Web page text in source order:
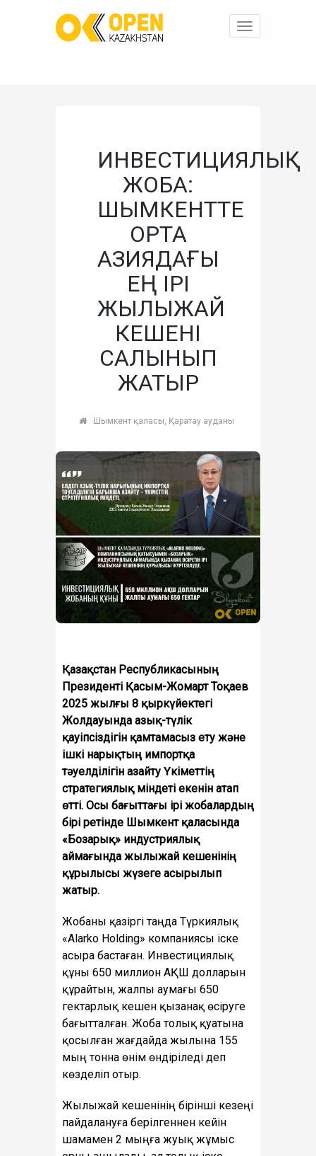
Toggle
ИНВЕСТИЦИЯЛЫҚ
ЖОБА:
ШЫМКЕНТТЕ
ОРТА
АЗИЯДАҒЫ
ЕҢ ІРІ
ЖЫЛЫЖАЙ
КЕШЕНІ
САЛЫНЫП
ЖАТЫР
Шымкент қаласы, Қаратау ауданы
Қазақстан Республикасының
Президенті Қасым-Жомарт Тоқаев
2025 жылғы 8 қыркүйектегі
Жолдауында азық-түлік
қауіпсіздігін қамтамасыз ету және
ішкі нарықтың импортқа
тәуелділігін азайту Үкіметтің
стратегиялық міндеті екенін атап
өтті. Осы бағыттағы ірі жобалардың
бірі ретінде Шымкент қаласында
«Бозарық» индустриялық
аймағында жылыжай кешенінің
құрылысы жүзеге асырылып
жатыр.
Жобаны қазіргі таңда Түркиялық
«Alarko Holding» компаниясы іске
асыра бастаған. Инвестициялық
құны 650 миллион АҚШ долларын
құрайтын, жалпы аумағы 650
гектарлық кешен қызанақ өсіруге
бағытталған. Жоба толық қуатына
қосылған жағдайда жылына 155
мың тонна өнім өндіріледі деп
көзделіп отыр.
Жылыжай кешенінің бірінші кезеңі
пайдалануға берілгеннен кейін
шамамен 2 мыңға жуық жұмыс